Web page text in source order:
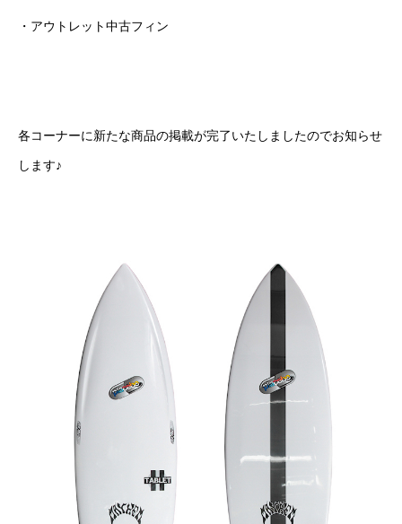
・アウトレット中古フィン
各コーナーに新たな商品の掲載が完了いたしましたのでお知らせ
します♪